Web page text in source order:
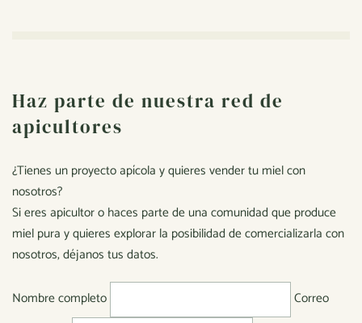
Haz parte de nuestra red de
apicultores
¿Tienes un proyecto apícola y quieres vender tu miel con
nosotros?
Si eres apicultor o haces parte de una comunidad que produce
miel pura y quieres explorar la posibilidad de comercializarla con
nosotros, déjanos tus datos.
Nombre completo
Correo